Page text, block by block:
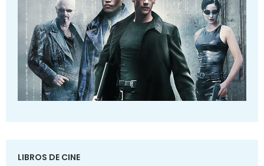
LIBROS DE CINE